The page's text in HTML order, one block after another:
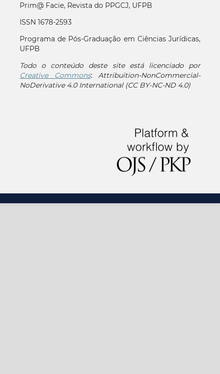
Prim@ Facie, Revista do PPGCJ, UFPB
ISSN 1678-2593
Programa de Pós-Graduação em Ciências Jurídicas,
UFPB
Todo o conteúdo deste site está licenciado por
Creative Commons:Attribuition-NonCommercial-
NoDerivative 4.0 International (CC BY-NC-ND 4.0)